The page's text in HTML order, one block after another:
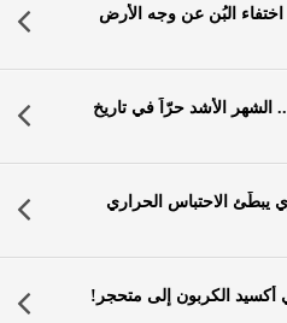
اختفاء البُن عن وجه الأرض
الشهر الأشد حرّاً في تاريخ
يبطّئ الاحتباس الحراري
أكسيد الكربون إلى متحجر!